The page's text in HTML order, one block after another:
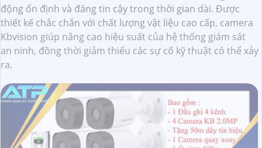
động ổn định và đáng tin cậy trong thời gian dài. Được
thiết kế chắc chắn với chất lượng vật liệu cao cấp, camera
Kbvision giúp nâng cao hiệu suất của hệ thống giám sát
an ninh, đồng thời giảm thiểu các sự cố kỹ thuật có thể xảy
ra.